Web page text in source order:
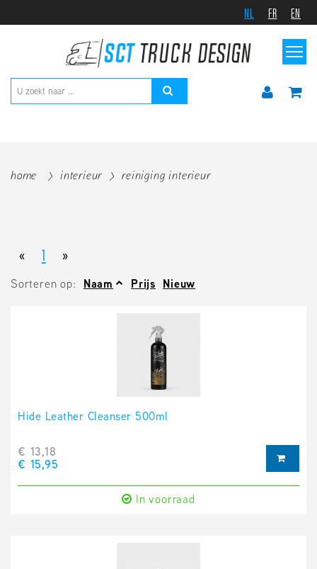
NL FR EN
home interieur reiniging interieur
« 1 »
Sorteren op: Naam Prijs Nieuw
Hide Leather Cleanser 500ml
€ 13,18
€ 15,95
In voorraad